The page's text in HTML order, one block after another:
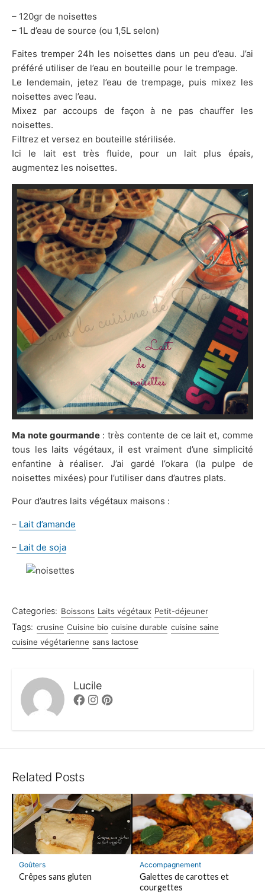
– 120gr de noisettes
– 1L d’eau de source (ou 1,5L selon)
Faites tremper 24h les noisettes dans un peu d’eau. J’ai
préféré utiliser de l’eau en bouteille pour le trempage.
Le lendemain, jetez l’eau de trempage, puis mixez les
noisettes avec l’eau.
Mixez par accoups de façon à ne pas chauffer les
noisettes.
Filtrez et versez en bouteille stérilisée.
Ici le lait est très fluide, pour un lait plus épais,
augmentez les noisettes.
Ma note gourmande: très contente de ce lait et, comme
tous les laits végétaux, il est vraiment d’une simplicité
enfantine à réaliser. J’ai gardé l’okara (la pulpe de
noisettes mixées) pour l’utiliser dans d’autres plats.
Pour d’autres laits végétaux maisons :
– Lait d’amande
– Lait de soja
Categories: Boissons Laits végétaux Petit-déjeuner
Tags: crusine Cuisine bio cuisine durable cuisine saine
cuisine végétarienne sans lactose
Lucile
FacebookInstagram
Pinterest
Related Posts
Goûters
Crêpes sans gluten
Accompagnement
Galettes de carottes et
courgettes